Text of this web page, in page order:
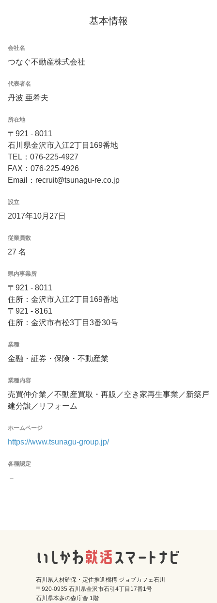
基本情報
会社名
つなぐ不動産株式会社
代表者名
丹波 亜希夫
所在地
〒921 - 8011
石川県金沢市入江2丁目169番地
TEL：076-225-4927
FAX：076-225-4926
Email：recruit@tsunagu-re.co.jp
設立
2017年10月27日
従業員数
27 名
県内事業所
〒921 - 8011
住所：金沢市入江2丁目169番地
〒921 - 8161
住所：金沢市有松3丁目3番30号
業種
金融・証券・保険・不動産業
業種内容
売買仲介業／不動産買取・再販／空き家再生事業／新築戸
建分譲／リフォーム
ホームページ
https://www.tsunagu-group.jp/
各種認定
－
石川県人材確保・定住推進機構 ジョブカフェ石川
〒920-0935 石川県金沢市石引4丁目17番1号
石川県本多の森庁舎 1階